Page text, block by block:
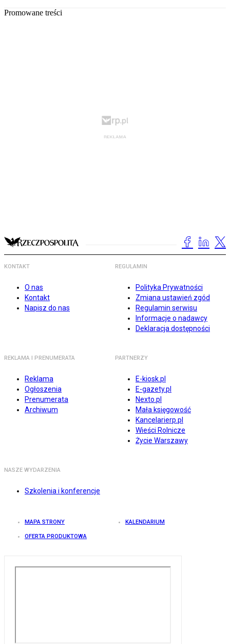
Promowane treści
KONTAKT
O nas
Kontakt
Napisz do nas
REGULAMIN
Polityka Prywatności
Zmiana ustawień zgód
Regulamin serwisu
Informacje o nadawcy
Deklaracja dostępności
REKLAMA I PRENUMERATA
Reklama
Ogłoszenia
Prenumerata
Archiwum
PARTNERZY
E-kiosk.pl
E-gazety.pl
Nexto.pl
Mała księgowość
Kancelarierp.pl
Wieści Rolnicze
Życie Warszawy
NASZE WYDARZENIA
Szkolenia i konferencje
MAPA STRONY KALENDARIUM
OFERTA PRODUKTOWA